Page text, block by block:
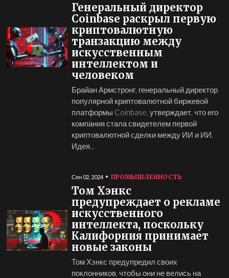
Генеральный директор
Coinbase раскрыл первую
криптовалютную
транзакцию между
искусственным
интеллектом и
человеком
Брайан Армстронг, генеральный директор
популярной криптовалютной биржевой
платформы Coinbase, утверждает, что его
компания стала свидетелем первой
криптовалютной сделки между ИИ и ИИ.
Идея...
Сен 02, 2024 ПРОМЫШЛЕННОСТЬ
Том Хэнкс
предупреждает о рекламе
искусственного
интеллекта, поскольку
Калифорния принимает
новые законы
Том Хэнкс предупредил своих
поклонников, чтобы они не велись на